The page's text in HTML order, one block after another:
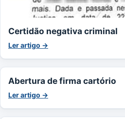
Certidão negativa criminal
Ler artigo →
Abertura de firma cartório
Ler artigo →